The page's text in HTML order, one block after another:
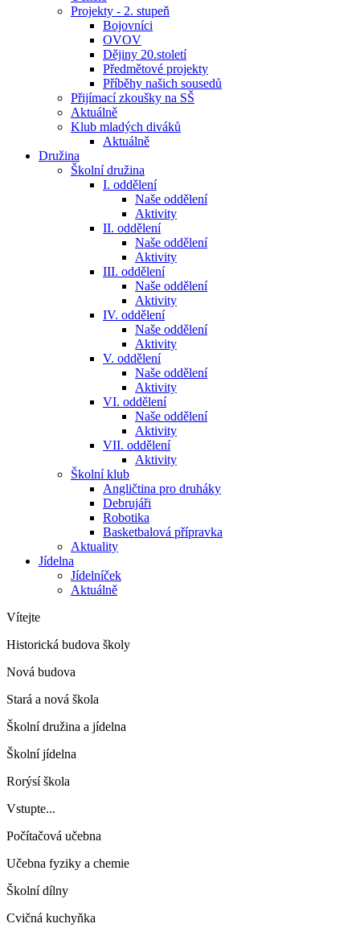
Projekty - 2. stupeň
Bojovníci
OVOV
Dějiny 20.století
Předmětové projekty
Příběhy našich sousedů
Přijímací zkoušky na SŠ
Aktuálně
Klub mladých diváků
Aktuálně
Družina
Školní družina
I. oddělení
Naše oddělení
Aktivity
II. oddělení
Naše oddělení
Aktivity
III. oddělení
Naše oddělení
Aktivity
IV. oddělení
Naše oddělení
Aktivity
V. oddělení
Naše oddělení
Aktivity
VI. oddělení
Naše oddělení
Aktivity
VII. oddělení
Aktivity
Školní klub
Angličtina pro druháky
Debrujáři
Robotika
Basketbalová přípravka
Aktuality
Jídelna
Jídelníček
Aktuálně
Vítejte
Historická budova školy
Nová budova
Stará a nová škola
Školní družina a jídelna
Školní jídelna
Rorýsí škola
Vstupte...
Počítačová učebna
Učebna fyziky a chemie
Školní dílny
Cvičná kuchyňka